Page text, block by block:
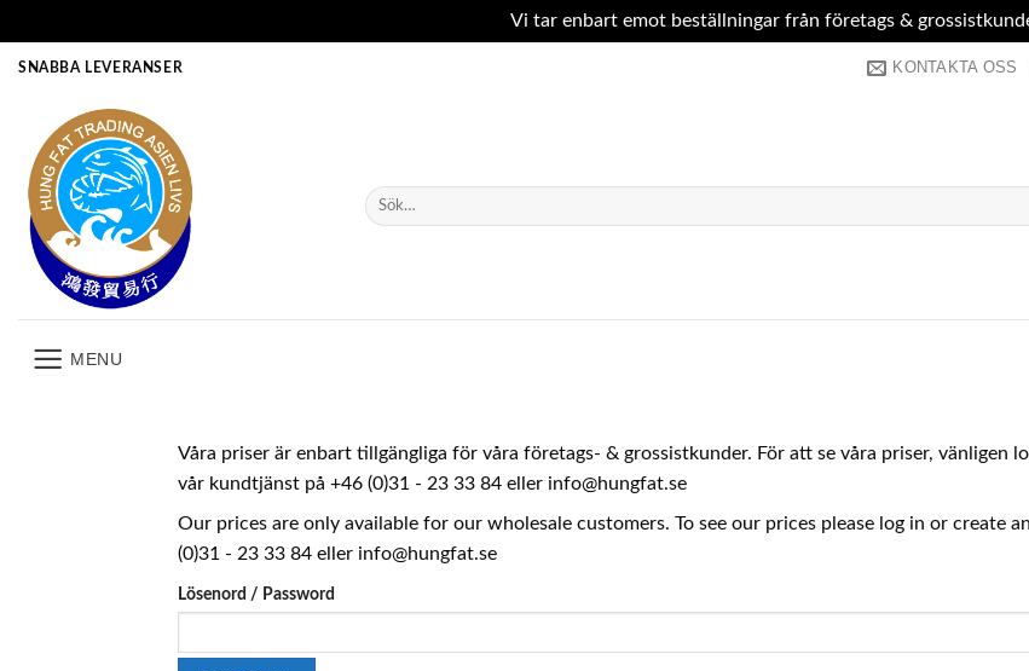
Vi tar enbart emot beställningar från företags &
SNABBA LEVERANSER KONTAKTA OSS
Sök
efter:
MENU
Våra priser är enbart tillgängliga för våra företags- & grossistkunder. För att se våra priser, vänligen
vår kundtjänst på +46 (0)31 - 23 33 84 eller info@hungfat.se
Our prices are only available for our wholesale customers. To see our prices please log in or create
(0)31 - 23 33 84 eller info@hungfat.se
Lösenord / Password